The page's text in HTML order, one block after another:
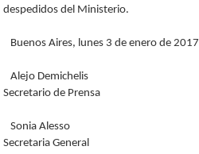
despedidos del Ministerio.
Buenos Aires, lunes 3 de enero de 2017
Alejo Demichelis
Secretario de Prensa
Sonia Alesso
Secretaria General